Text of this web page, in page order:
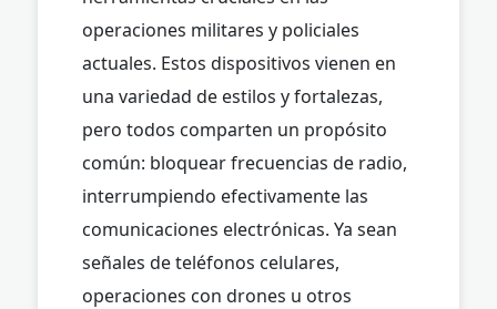
operaciones militares y policiales
actuales. Estos dispositivos vienen en
una variedad de estilos y fortalezas,
pero todos comparten un propósito
común: bloquear frecuencias de radio,
interrumpiendo efectivamente las
comunicaciones electrónicas. Ya sean
señales de teléfonos celulares,
operaciones con drones u otros